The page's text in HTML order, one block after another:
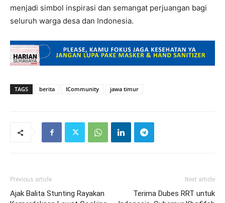
menjadi simbol inspirasi dan semangat perjuangan bagi
seluruh warga desa dan Indonesia.
TAGS berita ICommunity jawa timur
Previous article
Ajak Balita Stunting Rayakan
Next article
Terima Dubes RRT untuk